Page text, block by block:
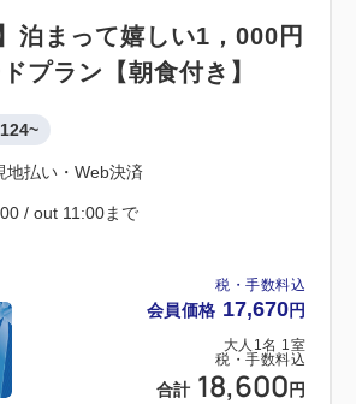
税・手数料込
会員価格 17,670円
大人 1 名 1 室
税・手数料込
合計 18,600 円
泊まって嬉しい1，000円
プラン【朝食付き】
地払い・Web決済
/ out 11:00まで